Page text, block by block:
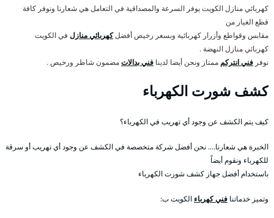
كهربائي منازل الكويت يوفر السرعة والمصداقية في التعامل هي شعارنا ونوفر كافة
قطع الغيار من
مقابس وقواطع وأزرار كهربائية وبسعر رخيص أفضلكهربائي منازل في الكويت
كهربائي منازل النهضة .
نوفر فني انتركم ممتاز ونحن أيضا لدينا فني بدالاتمضمون شاطر ورخيص .
كشف شورت الكهرباء
كيف يتم الكشف عن وجود أي تهريب في الكهرباء؟
الخبرة هي شعارنا…. نحن أفضل شركة متخصصة في الكشف عن وجود أي تهريب أو سرقة
للكهرباء ونقوم أيضاً
باستخدام أفضل جهاز كشف شورت الكهرباء
وتميز خدماتنا فني كهرباء الكويت ب: